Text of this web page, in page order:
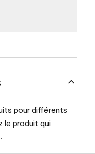
pour différents
le produit qui